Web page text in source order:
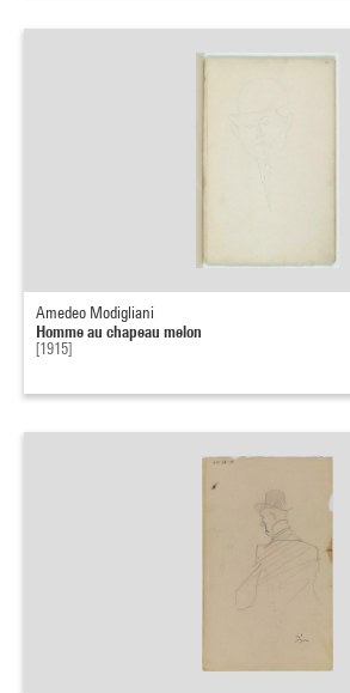
Amedeo Modigliani
Homme au chapeau melon
[1915]